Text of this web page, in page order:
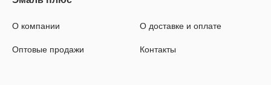
О компании
Оптовые продажи
О доставке и оплате
Контакты